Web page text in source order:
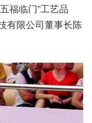
福临门”工艺品
有限公司董事长陈